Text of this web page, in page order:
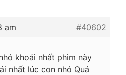
am
#40602
khoái nhất phim này
nhất lúc con nhỏ Quả